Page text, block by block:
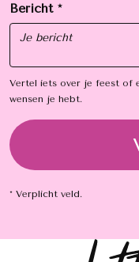
Bericht *
Vertel iets over je feest of
wensen je hebt.
* Verplicht veld.